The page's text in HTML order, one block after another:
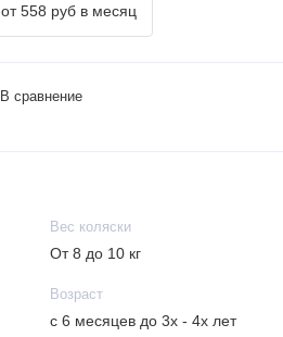
В сравнение
от 558 руб в месяц
Вес коляски
От 8 до 10 кг
Возраст
с 6 месяцев до 3х - 4х лет